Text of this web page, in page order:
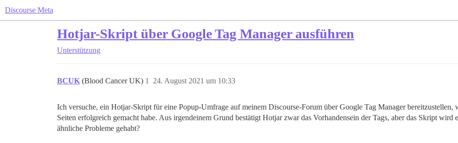
Discourse Meta
Hotjar-Skript über Google Tag Manager ausführen
Unterstützung
BCUK (Blood Cancer UK) 24. August 2021 um 10:33
1
Ich versuche, ein Hotjar-Skript für eine Popup-Umfrage auf meinem Discourse-Forum über Google Tag Manager bereitzustellen,
Seiten erfolgreich gemacht habe. Aus irgendeinem Grund bestätigt Hotjar zwar das Vorhandensein der Tags, aber das Skript wird
ähnliche Probleme gehabt?